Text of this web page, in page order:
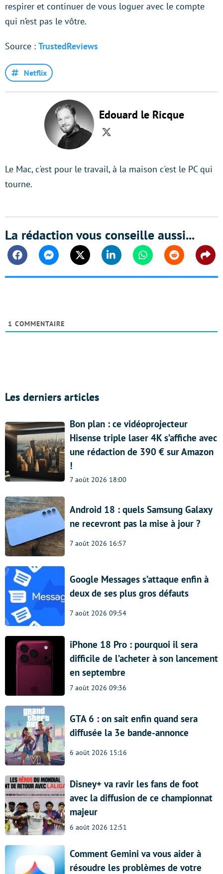
respirer et continuer de vous loguer avec le compte
qui n’est pas le vôtre.
Source : TrustedReviews
Netflix
Edouard le Ricque
Twitter
Le Mac, c'est pour le travail, à la maison c'est le PC qui
tourne.
La rédaction vous conseille aussi...
FacebookMessengerTwitter Linkedin WhatsappReddit
1 COMMENTAIRE
Les derniers articles
Bon plan : ce vidéoprojecteur
Hisense triple laser 4K s’affiche avec
une rédaction de 390 € sur Amazon
!
7 août 2026 18:00
Android 18 : quels Samsung Galaxy
ne recevront pas la mise à jour ?
7 août 2026 16:57
Google Messages s’attaque enfin à
deux de ses plus gros défauts
7 août 2026 09:54
iPhone 18 Pro : pourquoi il sera
difficile de l’acheter à son lancement
en septembre
7 août 2026 09:36
GTA 6 : on sait enfin quand sera
diffusée la 3e bande-annonce
6 août 2026 15:16
Disney+ va ravir les fans de foot
avec la diffusion de ce championnat
majeur
6 août 2026 12:51
Comment Gemini va vous aider à
résoudre les problèmes de votre